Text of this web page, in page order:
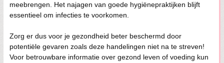
meebrengen. Het najagen van goede hygiënepraktijken blijft
essentieel om infecties te voorkomen.
Zorg er dus voor je gezondheid beter beschermd door
potentiële gevaren zoals deze handelingen niet na te streven!
Voor betrouwbare informatie over gezond leven of voeding kun